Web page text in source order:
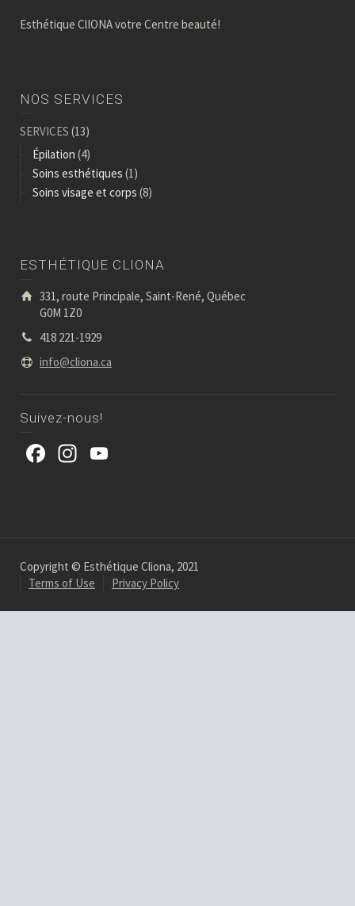
Esthétique ClIONA votre Centre beauté!
NOS SERVICES
SERVICES (13)
Épilation (4)
Soins esthétiques (1)
Soins visage et corps (8)
ESTHÉTIQUE CLIONA
331, route Principale, Saint-René, Québec
G0M 1Z0
418 221-1929
info@cliona.ca
Suivez-nous!
Facebook
Instagram
Copyright © Esthétique Cliona, 2021
Terms of Use
Privacy Policy